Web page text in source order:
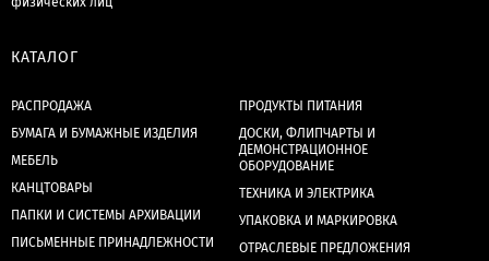
КАТАЛОГ
РАСПРОДАЖА
БУМАГА И БУМАЖНЫЕ ИЗДЕЛИЯ
МЕБЕЛЬ
КАНЦТОВАРЫ
ПАПКИ И СИСТЕМЫ АРХИВАЦИИ
ПИСЬМЕННЫЕ ПРИНАДЛЕЖНОСТИ
ПРОДУКТЫ ПИТАНИЯ
ДОСКИ, ФЛИПЧАРТЫ И
ДЕМОНСТРАЦИОННОЕ
ОБОРУДОВАНИЕ
ТЕХНИКА И ЭЛЕКТРИКА
УПАКОВКА И МАРКИРОВКА
ОТРАСЛЕВЫЕ ПРЕДЛОЖЕНИЯ